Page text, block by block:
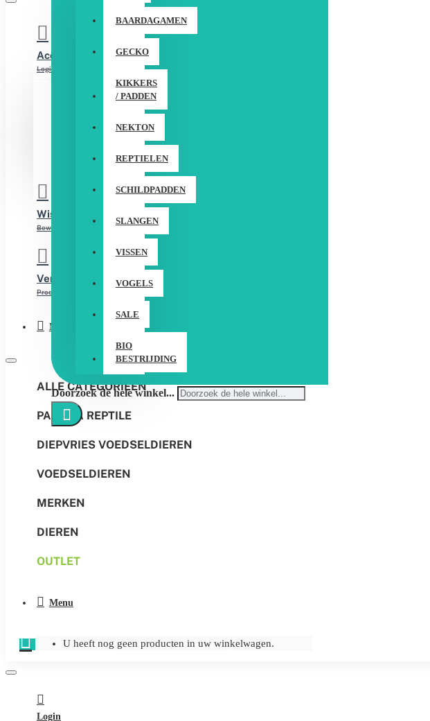
BAARDAGAMEN
GECKO
KIKKERS
/ PADDEN
NEKTON
REPTIELEN
SCHILDPADDEN
SLANGEN
VISSEN
VOGELS
SALE
BIO
BESTRIJDING
Doorzoek de hele winkel...
Account
Login / Registreer
REGISTREER
Wishlist
Bewerk Uw Wishlist
Vergelijken
Product Vergelijking
Menu
ALLE CATEGORIEËN
PANGEA REPTILE
DIEPVRIES VOEDSELDIEREN
VOEDSELDIEREN
MERKEN
DIEREN
OUTLET
Menu
U heeft nog geen producten in uw winkelwagen.
Login